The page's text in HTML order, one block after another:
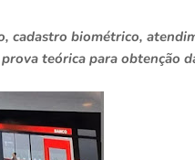
cadastro biométrico,
teórica para obtenção